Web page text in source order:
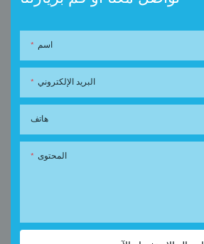
اسم
البريد الإلكتروني
هاتف
المحتوى